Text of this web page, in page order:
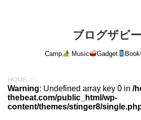
ブログザビ
Camp Music Gadget Book
HOME >
Warning: Undefined array key 0 in /
thebeat.com/public_html/wp-
content/themes/stinger8/